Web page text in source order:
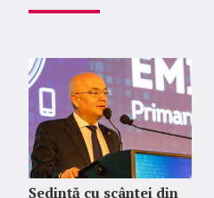
Ședință cu scântei din